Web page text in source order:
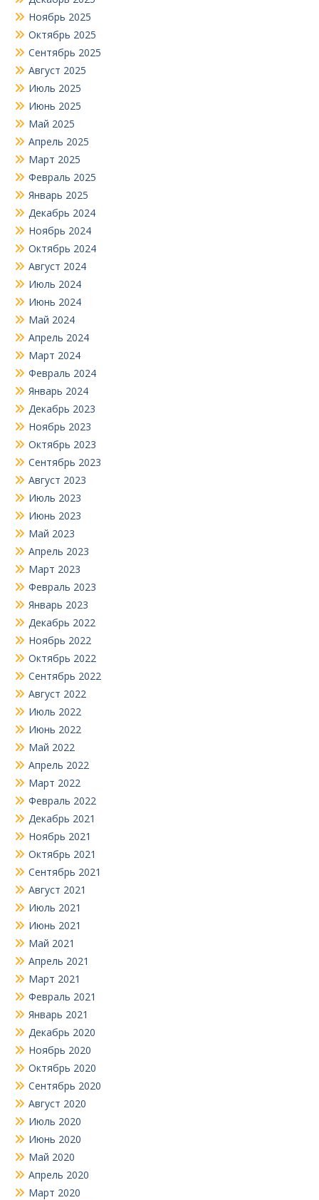
Ноябрь 2025
Октябрь 2025
Сентябрь 2025
Август 2025
Июль 2025
Июнь 2025
Май 2025
Апрель 2025
Март 2025
Февраль 2025
Январь 2025
Декабрь 2024
Ноябрь 2024
Октябрь 2024
Август 2024
Июль 2024
Июнь 2024
Май 2024
Апрель 2024
Март 2024
Февраль 2024
Январь 2024
Декабрь 2023
Ноябрь 2023
Октябрь 2023
Сентябрь 2023
Август 2023
Июль 2023
Июнь 2023
Май 2023
Апрель 2023
Март 2023
Февраль 2023
Январь 2023
Декабрь 2022
Ноябрь 2022
Октябрь 2022
Сентябрь 2022
Август 2022
Июль 2022
Июнь 2022
Май 2022
Апрель 2022
Март 2022
Февраль 2022
Декабрь 2021
Ноябрь 2021
Октябрь 2021
Сентябрь 2021
Август 2021
Июль 2021
Июнь 2021
Май 2021
Апрель 2021
Март 2021
Февраль 2021
Январь 2021
Декабрь 2020
Ноябрь 2020
Октябрь 2020
Сентябрь 2020
Август 2020
Июль 2020
Июнь 2020
Май 2020
Апрель 2020
Март 2020